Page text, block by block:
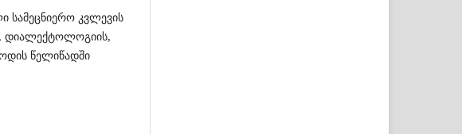
სამეცნიერო კვლევის
დიალექტოლოგიის,
წელიწადში